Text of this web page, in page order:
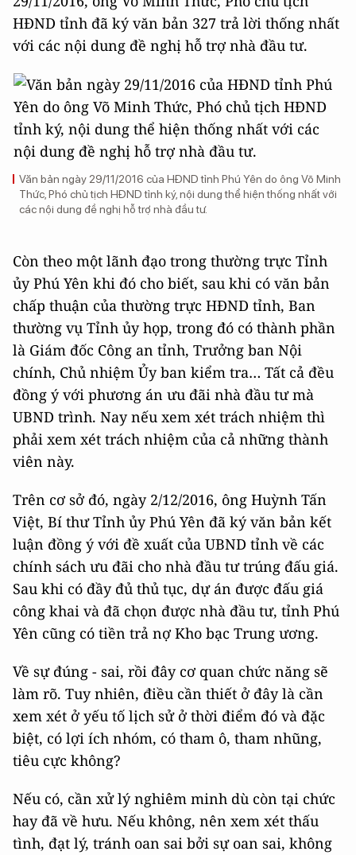
HĐND tỉnh đã ký văn bản 327 trả lời thống nhất
với các nội dung đề nghị hỗ trợ nhà đầu tư.
Văn bản ngày 29/11/2016 của HĐND tỉnh Phú Yên do ông Võ Minh
Thức, Phó chủ tịch HĐND tỉnh ký, nội dung thể hiện thống nhất với
các nội dung đề nghị hỗ trợ nhà đầu tư.
Còn theo một lãnh đạo trong thường trực Tỉnh
ủy Phú Yên khi đó cho biết, sau khi có văn bản
chấp thuận của thường trực HĐND tỉnh, Ban
thường vụ Tỉnh ủy họp, trong đó có thành phần
là Giám đốc Công an tỉnh, Trưởng ban Nội
chính, Chủ nhiệm Ủy ban kiểm tra… Tất cả đều
đồng ý với phương án ưu đãi nhà đầu tư mà
UBND trình. Nay nếu xem xét trách nhiệm thì
phải xem xét trách nhiệm của cả những thành
viên này.
Trên cơ sở đó, ngày 2/12/2016, ông Huỳnh Tấn
Việt, Bí thư Tỉnh ủy Phú Yên đã ký văn bản kết
luận đồng ý với đề xuất của UBND tỉnh về các
chính sách ưu đãi cho nhà đầu tư trúng đấu giá.
Sau khi có đầy đủ thủ tục, dự án được đấu giá
công khai và đã chọn được nhà đầu tư, tỉnh Phú
Yên cũng có tiền trả nợ Kho bạc Trung ương.
Về sự đúng - sai, rồi đây cơ quan chức năng sẽ
làm rõ. Tuy nhiên, điều cần thiết ở đây là cần
xem xét ở yếu tố lịch sử ở thời điểm đó và đặc
biệt, có lợi ích nhóm, có tham ô, tham nhũng,
tiêu cực không?
Nếu có, cần xử lý nghiêm minh dù còn tại chức
hay đã về hưu. Nếu không, nên xem xét thấu
tình, đạt lý, tránh oan sai bởi sự oan sai, không